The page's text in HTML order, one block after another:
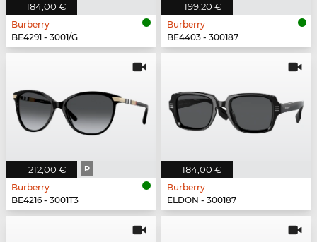
184,00 €
Burberry
BE4291 - 3001/G
199,20 €
Burberry
BE4403 - 300187
212,00 € P
Burberry
BE4216 - 3001T3
184,00 €
Burberry
ELDON - 300187